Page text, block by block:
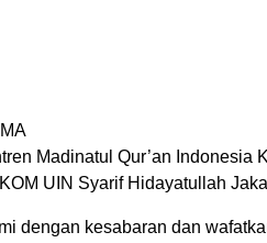
Madinatul Qur’an Indonesia
UIN Syarif Hidayatullah
dengan kesabaran dan